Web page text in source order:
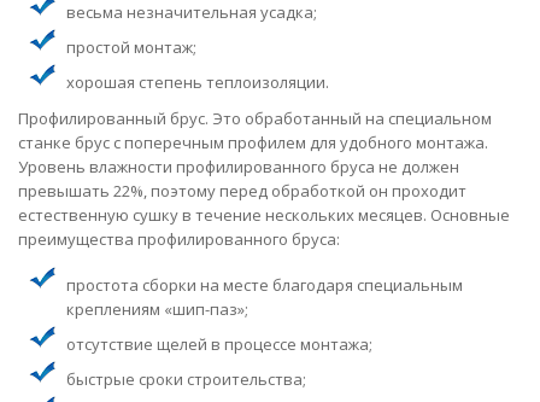
весьма незначительная усадка;
простой монтаж;
хорошая степень теплоизоляции.
Профилированный брус. Это обработанный на специальном
станке брус с поперечным профилем для удобного монтажа.
Уровень влажности профилированного бруса не должен
превышать 22%, поэтому перед обработкой он проходит
естественную сушку в течение нескольких месяцев. Основные
преимущества профилированного бруса:
простота сборки на месте благодаря специальным
креплениям «шип-паз»;
отсутствие щелей в процессе монтажа;
быстрые сроки строительства;